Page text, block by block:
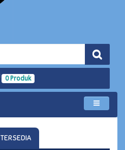
0 Produk
TERSEDIA